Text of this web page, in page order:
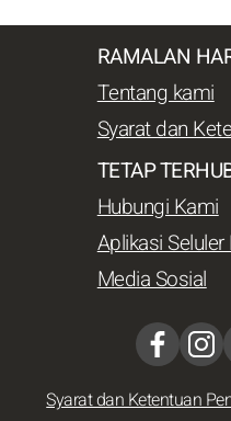
RAMALAN
Tentang kami
Syarat dan
TETAP
Hubungi Kami
Aplikasi
Media Sosial
Syarat dan Ketentuan